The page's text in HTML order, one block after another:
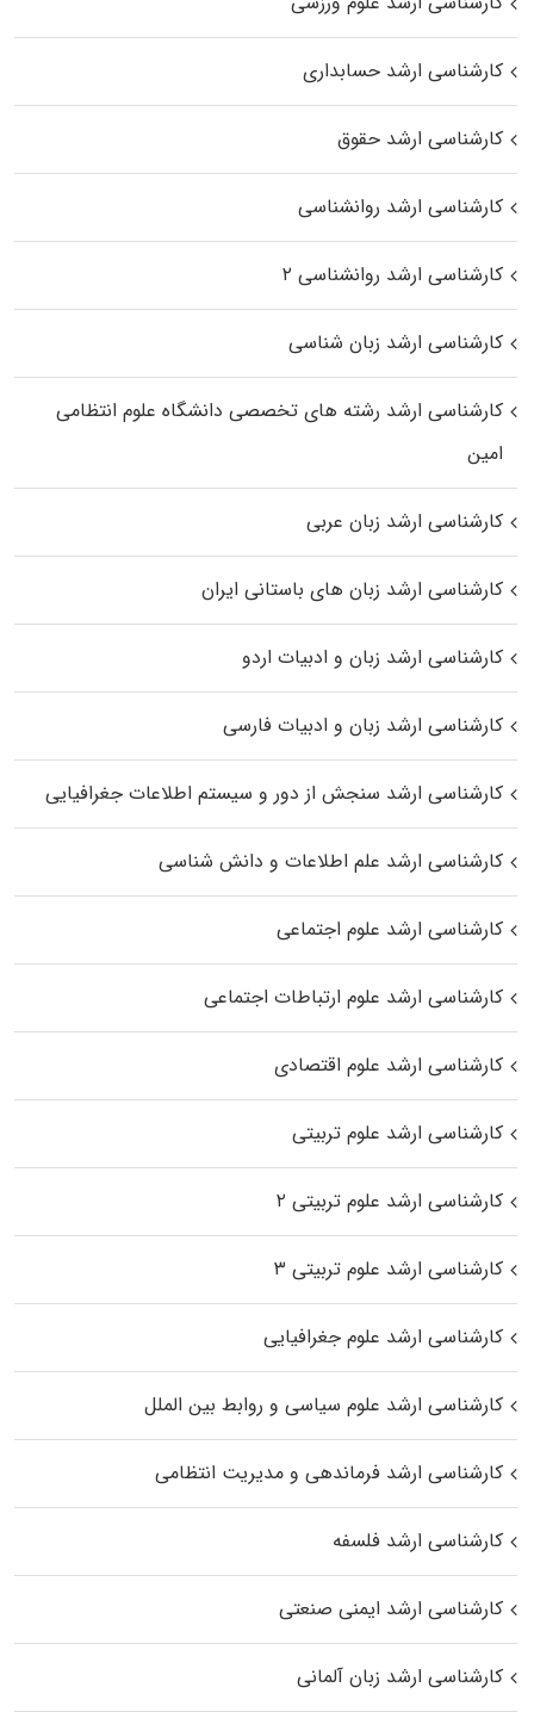
کارشناسی ارشد حسابداری
کارشناسی ارشد حقوق
کارشناسی ارشد روانشناسی
کارشناسی ارشد روانشناسی ۲
کارشناسی ارشد زبان شناسی
کارشناسی ارشد رﺷﺘﻪ ﻫﺎی تخصصی داﻧﺸﮕﺎه ﻋﻠﻮم انتظامی
اﻣﻴﻦ
کارشناسی ارشد زبان عربی
کارشناسی ارشد زبان‌ های باستانی ایران
کارشناسی ارشد زبان و ادبیات اردو
کارشناسی ارشد زبان و ادبیات فارسی
کارشناسی ارشد سنجش از دور و سیستم اطلاعات جغرافیایی
کارشناسی ارشد علم اطلاعات و دانش شناسی
کارشناسی ارشد علوم اجتماعی
کارشناسی ارشد علوم ارتباطات اجتماعی
کارشناسی ارشد علوم اقتصادی
کارشناسی ارشد علوم تربیتی
کارشناسی ارشد علوم تربیتی ۲
کارشناسی ارشد علوم تربیتی ۳
کارشناسی ارشد علوم جغرافیایی
کارشناسی ارشد علوم سیاسی و روابط بین الملل
کارشناسی ارشد فرماندهی و مدیریت انتظامی
کارشناسی ارشد فلسفه
کارشناسی ارشد ایمنی صنعتی
کارشناسی ارشد زبان آلمانی